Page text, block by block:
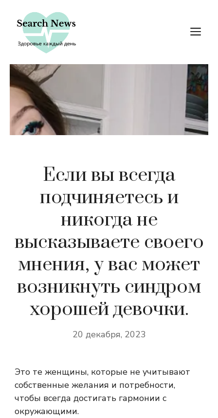
содержимому
Если вы всегда
подчиняетесь и
никогда не
высказываете своего
мнения, у вас может
возникнуть синдром
хорошей девочки.
20 декабря, 2023
Это те женщины, которые не учитывают
собственные желания и потребности,
чтобы всегда достигать гармонии с
окружающими.